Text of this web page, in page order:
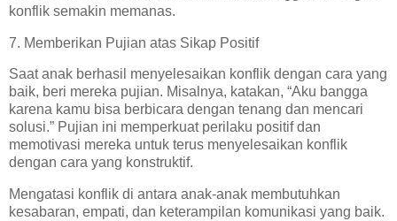
konflik semakin memanas.
7. Memberikan Pujian atas Sikap Positif
Saat anak berhasil menyelesaikan konflik dengan cara yang
baik, beri mereka pujian. Misalnya, katakan, “Aku bangga
karena kamu bisa berbicara dengan tenang dan mencari
solusi.” Pujian ini memperkuat perilaku positif dan
memotivasi mereka untuk terus menyelesaikan konflik
dengan cara yang konstruktif.
Mengatasi konflik di antara anak-anak membutuhkan
kesabaran, empati, dan keterampilan komunikasi yang baik.